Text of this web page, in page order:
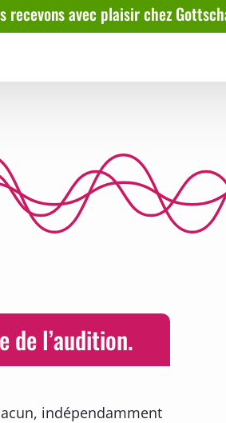
recevons avec plaisir chez
de l’audition.
indépendamment